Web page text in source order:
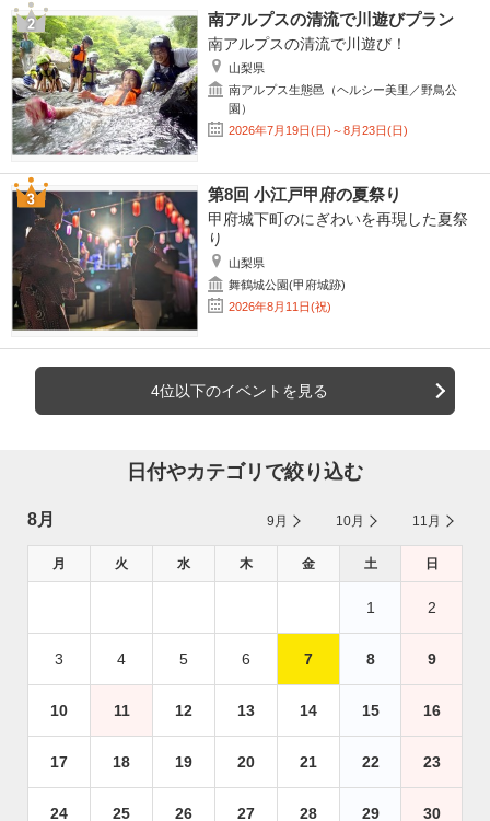
南アルプスの清流で川遊びプラン
南アルプスの清流で川遊び！
山梨県
南アルプス生態邑（ヘルシー美里／野鳥公
園）
2026年7月19日(日)～8月23日(日)
第8回 小江戸甲府の夏祭り
甲府城下町のにぎわいを再現した夏祭
り
山梨県
舞鶴城公園(甲府城跡)
2026年8月11日(祝)
4位以下のイベントを見る
日付やカテゴリで絞り込む
8月 9月 10月 11月
月 火 水 木 金 土 日
1 2
3 4 5 6 7 8 9
10 11 12 13 14 15 16
17 18 19 20 21 22 23
24 25 26 27 28 29 30